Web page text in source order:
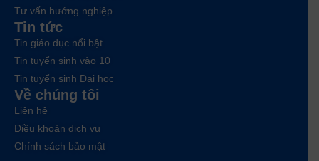
Tư vấn hướng nghiệp
Tin tức
Tin giáo dục nổi bật
Tin tuyển sinh vào 10
Tin tuyển sinh Đại học
Về chúng tôi
Liên hệ
Điều khoản dịch vụ
Chính sách bảo mật